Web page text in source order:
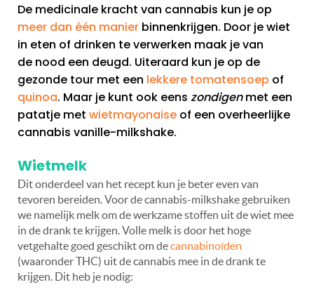
De medicinale kracht van cannabis kun je op
meer dan één manier binnenkrijgen. Door je wiet
in eten of drinken te verwerken maak je van
de nood een deugd. Uiteraard kun je op de
gezonde tour met een lekkere tomatensoep of
quinoa. Maar je kunt ook eens zondigenmet een
patatje met wietmayonaise of een overheerlijke
cannabis vanille-milkshake.
Wietmelk
Dit onderdeel van het recept kun je beter even van
tevoren bereiden. Voor de cannabis-milkshake gebruiken
we namelijk melk om de werkzame stoffen uit de wiet mee
in de drank te krijgen. Volle melk is door het hoge
vetgehalte goed geschikt om decannabinoïden
(waaronder THC) uit de cannabis mee in de drank te
krijgen. Dit heb je nodig: